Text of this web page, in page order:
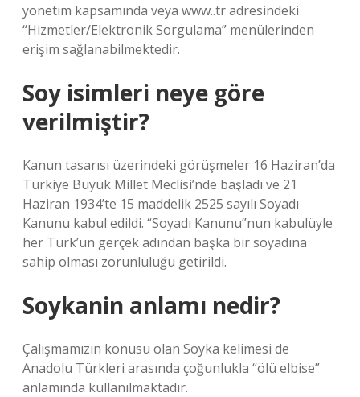
yönetim kapsamında veya www..tr adresindeki
“Hizmetler/Elektronik Sorgulama” menülerinden
erişim sağlanabilmektedir.
Soy isimleri neye göre
verilmiştir?
Kanun tasarısı üzerindeki görüşmeler 16 Haziran’da
Türkiye Büyük Millet Meclisi’nde başladı ve 21
Haziran 1934’te 15 maddelik 2525 sayılı Soyadı
Kanunu kabul edildi. “Soyadı Kanunu”nun kabulüyle
her Türk’ün gerçek adından başka bir soyadına
sahip olması zorunluluğu getirildi.
Soykanin anlamı nedir?
Çalışmamızın konusu olan Soyka kelimesi de
Anadolu Türkleri arasında çoğunlukla “ölü elbise”
anlamında kullanılmaktadır.